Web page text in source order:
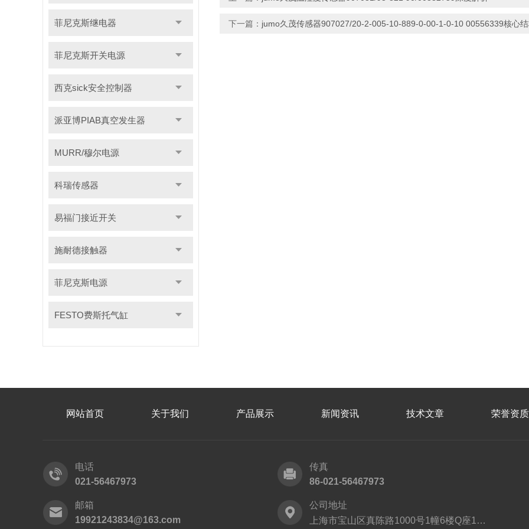
菲尼克斯继电器
菲尼克斯开关电源
西克sick安全控制器
派亚博PIAB真空发生器
MURR/穆尔电源
科瑞传感器
易福门接近开关
施耐德接触器
菲尼克斯电源
FESTO费斯托气缸
下一篇： jumo久茂传感器907027/20-2-005-10-889-0-00-1-0-10 00556339核心
网站首页 关于我们 产品展示 新闻资讯 技术文章 荣誉资质
电话
021-56467973
传真
86-021-56467973
邮箱
19921243834@163.com
公司地址
上海市宝山区真陈路1000号1幢6楼Q座1152